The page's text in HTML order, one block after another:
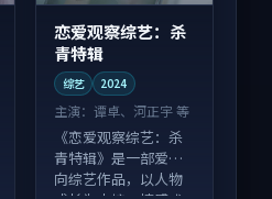
恋爱观察综艺：杀
青特辑
综艺 2024
主演：谭卓、河正宇 等
《恋爱观察综艺：杀
青特辑》是一部爱情
向综艺作品，以人物